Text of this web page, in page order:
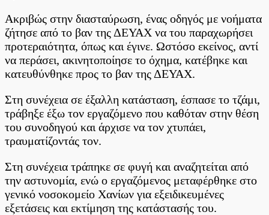
Ακριβώς στην διασταύρωση, ένας οδηγός με νοήματα
ζήτησε από το βαν της ΔΕΥΑΧ να του παραχωρήσει
προτεραιότητα, όπως και έγινε. Ωστόσο εκείνος, αντί
να περάσει, ακινητοποίησε το όχημα, κατέβηκε και
κατευθύνθηκε προς το βαν της ΔΕΥΑΧ.
Στη συνέχεια σε έξαλλη κατάσταση, έσπασε το τζάμι,
τράβηξε έξω τον εργαζόμενο που καθόταν στην θέση
του συνοδηγού και άρχισε να τον χτυπάει,
τραυματίζοντάς τον.
Στη συνέχεια τράπηκε σε φυγή και αναζητείται από
την αστυνομία, ενώ ο εργαζόμενος μεταφέρθηκε στο
γενικό νοσοκομείο Χανίων για εξειδικευμένες
εξετάσεις και εκτίμηση της κατάστασής του.